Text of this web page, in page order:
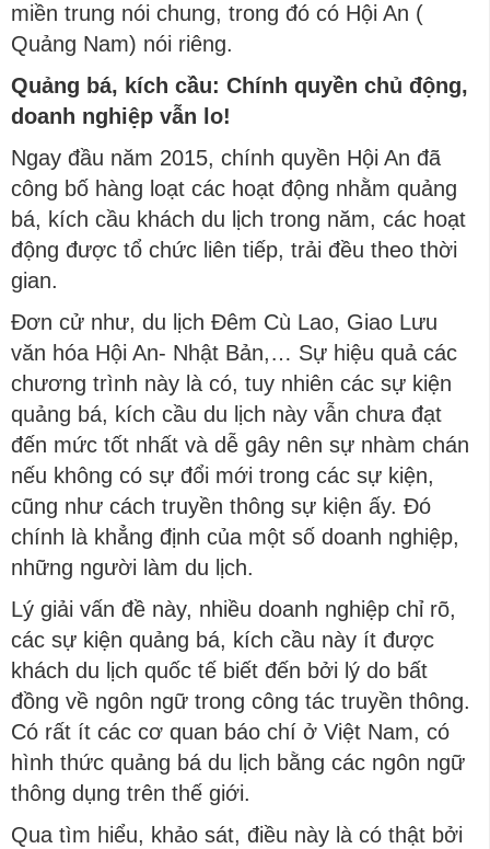
miền trung nói chung, trong đó có Hội An (
Quảng Nam) nói riêng.
Quảng bá, kích cầu: Chính quyền chủ động,
doanh nghiệp vẫn lo!
Ngay đầu năm 2015, chính quyền Hội An đã
công bố hàng loạt các hoạt động nhằm quảng
bá, kích cầu khách du lịch trong năm, các hoạt
động được tổ chức liên tiếp, trải đều theo thời
gian.
Đơn cử như, du lịch Đêm Cù Lao, Giao Lưu
văn hóa Hội An- Nhật Bản,… Sự hiệu quả các
chương trình này là có, tuy nhiên các sự kiện
quảng bá, kích cầu du lịch này vẫn chưa đạt
đến mức tốt nhất và dễ gây nên sự nhàm chán
nếu không có sự đổi mới trong các sự kiện,
cũng như cách truyền thông sự kiện ấy. Đó
chính là khẳng định của một số doanh nghiệp,
những người làm du lịch.
Lý giải vấn đề này, nhiều doanh nghiệp chỉ rõ,
các sự kiện quảng bá, kích cầu này ít được
khách du lịch quốc tế biết đến bởi lý do bất
đồng về ngôn ngữ trong công tác truyền thông.
Có rất ít các cơ quan báo chí ở Việt Nam, có
hình thức quảng bá du lịch bằng các ngôn ngữ
thông dụng trên thế giới.
Qua tìm hiểu, khảo sát, điều này là có thật bởi